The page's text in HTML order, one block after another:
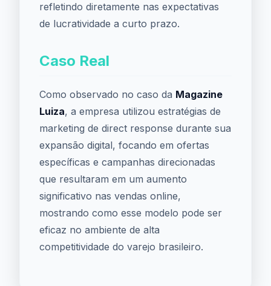
refletindo diretamente nas expectativas
de lucratividade a curto prazo.
Caso Real
Como observado no caso da Magazine
Luiza, a empresa utilizou estratégias de
marketing de direct response durante sua
expansão digital, focando em ofertas
específicas e campanhas direcionadas
que resultaram em um aumento
significativo nas vendas online,
mostrando como esse modelo pode ser
eficaz no ambiente de alta
competitividade do varejo brasileiro.